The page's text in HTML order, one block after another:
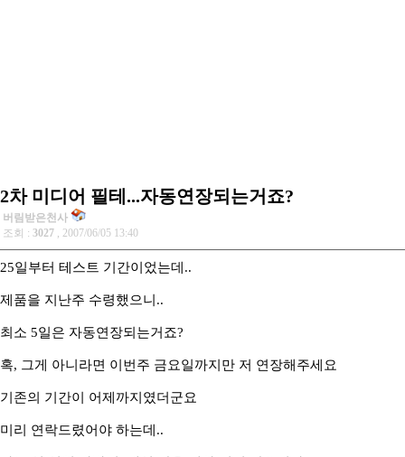
2차 미디어 필테...자동연장되는거죠?
버림받은천사
조회 : 3027 , 2007/06/05 13:40
25일부터 테스트 기간이었는데..
제품을 지난주 수령했으니..
최소 5일은 자동연장되는거죠?
혹, 그게 아니라면 이번주 금요일까지만 저 연장해주세요
기존의 기간이 어제까지였더군요
미리 연락드렸어야 하는데..